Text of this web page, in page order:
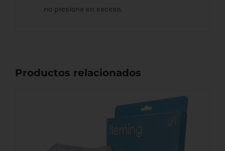
no presione en exceso.
Productos relacionados